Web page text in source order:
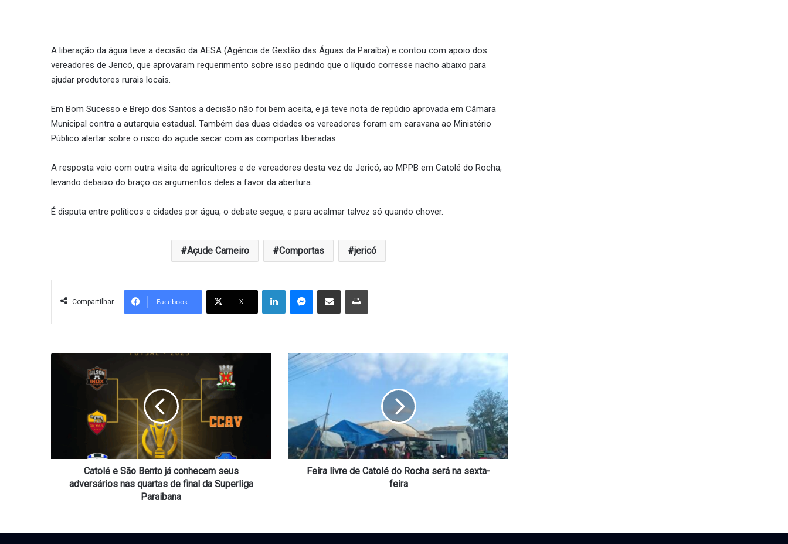
A liberação da água teve a decisão da AESA (Agência de Gestão das Águas da Paraíba) e contou com apoio dos
vereadores de Jericó, que aprovaram requerimento sobre isso pedindo que o líquido corresse riacho abaixo para
ajudar produtores rurais locais.
Em Bom Sucesso e Brejo dos Santos a decisão não foi bem aceita, e já teve nota de repúdio aprovada em Câmara
Municipal contra a autarquia estadual. Também das duas cidades os vereadores foram em caravana ao Ministério
Público alertar sobre o risco do açude secar com as comportas liberadas.
A resposta veio com outra visita de agricultores e de vereadores desta vez de Jericó, ao MPPB em Catolé do Rocha,
levando debaixo do braço os argumentos deles a favor da abertura.
É disputa entre políticos e cidades por água, o debate segue, e para acalmar talvez só quando chover.
Açude Carneiro Comportas jericó
Compartilhar Facebook X
LinkedinMessenger
Compartilhar via e-mail Imprimir
nas
Paraibana
Catolé e São Bento já conhecem seus
adversários nas quartas de final da Superliga
Paraibana
Feira
livre
de
Rocha
na
sexta-
Feira livre de Catolé do Rocha será na sexta-
feira